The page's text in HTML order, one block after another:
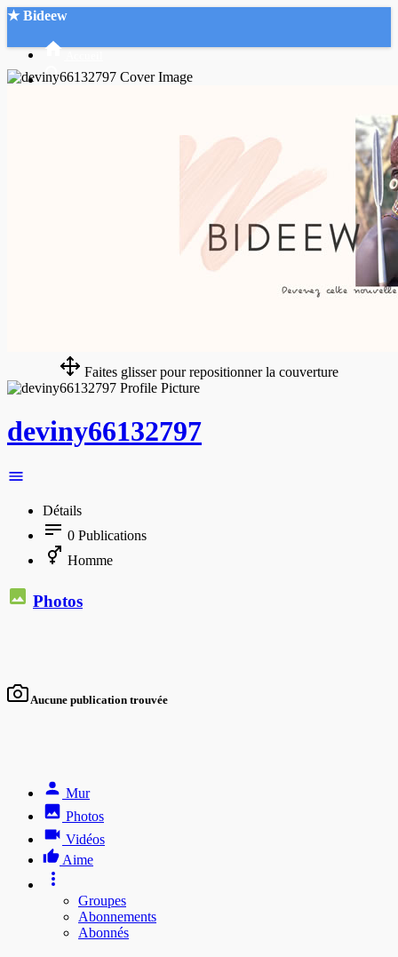
★ Bideew
Faites glisser pour repositionner la couverture
deviny66132797
Détails
0 Publications
Homme
Photos
Aucune publication trouvée
Mur
Photos
Vidéos
Aime
Groupes
Abonnements
Abonnés